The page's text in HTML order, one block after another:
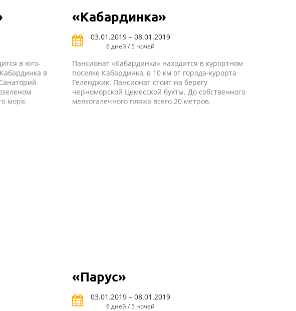
в юго-
в
моря.
«Кабардинка»
03.01.2019 – 08.01.2019
6 дней / 5 ночей
Пансионат «Кабардинка» находится в курортном
поселке Кабардинка, в 10 км от города-курорта
Геленджик. Пансионат стоит на берегу
черноморской Цемесской бухты. До собственного
мелкогалечного пляжа всего 20 метров.
«Парус»
03.01.2019 – 08.01.2019
6 дней / 5 ночей